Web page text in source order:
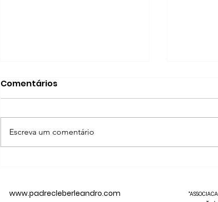
Terço Mariano
Comentários
Escreva um comentário
www.padrecleberleandro.com